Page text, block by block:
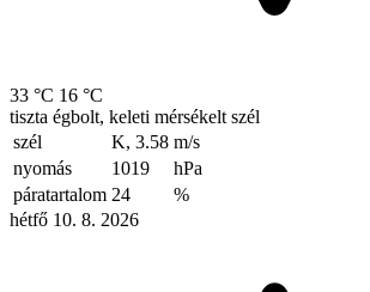
33 °C 16 °C
tiszta égbolt, keleti mérsékelt szél
szél
K, 3.58 m/s
nyomás
1019
hPa
páratartalom 24
%
hétfő 10. 8. 2026